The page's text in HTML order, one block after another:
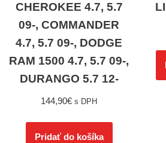
CHEROKEE 4.7, 5.7
09-, COMMANDER
4.7, 5.7 09-, DODGE
RAM 1500 4.7, 5.7 09-,
DURANGO 5.7 12-
144,90€ s DPH
Pridať do košíka